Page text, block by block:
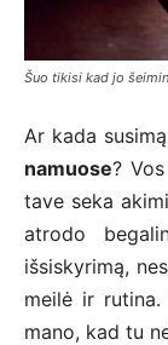
Šuo tikisi kad jo
Ar kada
namuose?
tave seka
atrodo
išsiskyrimą,
meilė ir
mano, kad tu